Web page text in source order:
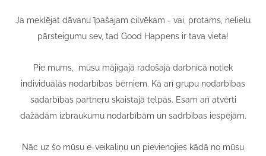
Ja meklējat dāvanu īpašajam cilvēkam - vai, protams, nelielu
pārsteigumu sev, tad Good Happens ir tava vieta!
Pie mums, mūsu mājīgajā radošajā darbnīcā notiek
individuālās nodarbības bērniem. Kā arī grupu nodarbības
sadarbības partneru skaistajā telpās. Esam arī atvērti
dažādām izbraukumu nodarbībām un sadrbības iespējām.
Nāc uz šo mūsu e-veikaliņu un pievienojies kādā no mūsu